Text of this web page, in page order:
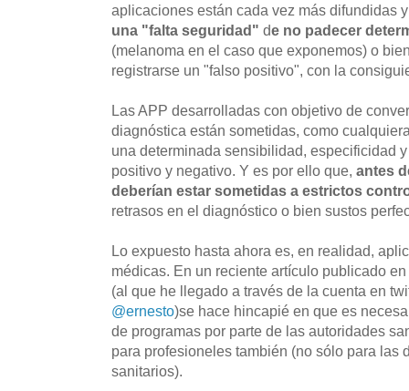
aplicaciones están cada vez más difundidas
una "falta seguridad" de no padecer
(melanoma en el caso que exponemos) o
registrarse un "falso positivo", con la
Las APP desarrolladas con objetivo de
diagnóstica están sometidas, como
una determinada sensibilidad, especificidad
positivo y negativo. Y es por ello que, antes
deberían estar sometidas a estrictos
retrasos en el diagnóstico o bien sustos
Lo expuesto hasta ahora es, en realidad,
médicas. En un reciente artículo publicado en
(al que he llegado a través de la cuenta en
‏@ernesto)se hace hincapié en que es
de programas por parte de las autoridades
para profesioneles también (no sólo para las
sanitarios).